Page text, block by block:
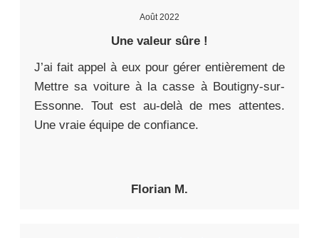
Août 2022
Une valeur sûre !
J’ai fait appel à eux pour gérer entièrement de
Mettre sa voiture à la casse à Boutigny-sur-
Essonne. Tout est au-delà de mes attentes.
Une vraie équipe de confiance.
Florian M.